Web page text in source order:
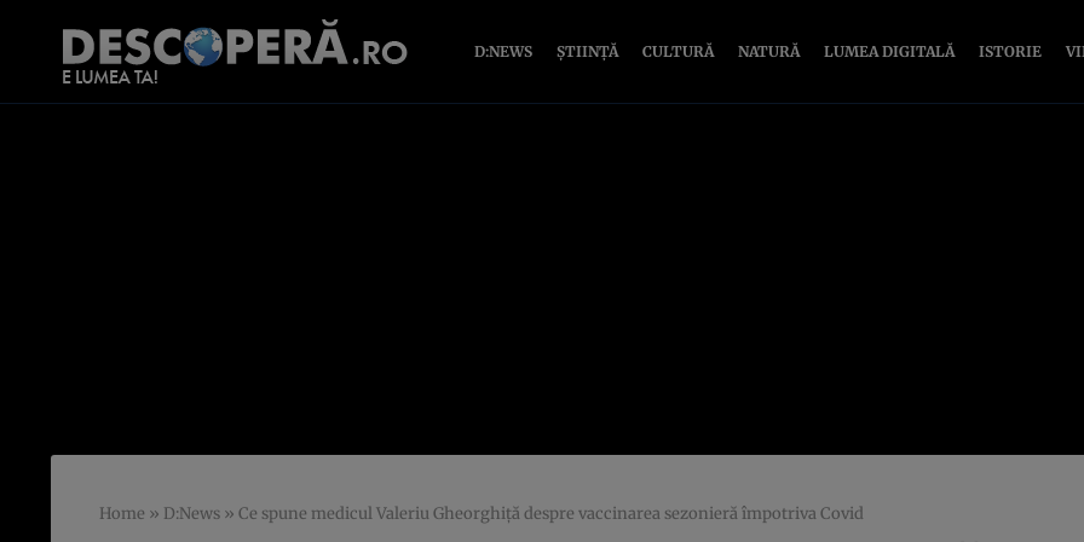
D:NEWS ȘTIINȚĂ CULTURĂ NATURĂ LUMEA DIGITALĂ ISTORIE
Home » D:News » Ce spune medicul Valeriu Gheorghiță despre vaccinarea sezonieră împotriva Covid